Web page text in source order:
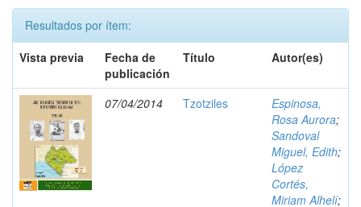
Resultados por ítem:
Vista previa
Fecha de
publicación
Título Autor(es)
07/04/2014 Tzotziles
Espinosa,
Rosa Aurora;
Sandoval
Miguel, Edith;
López
Cortés,
Miriam Alhelí;